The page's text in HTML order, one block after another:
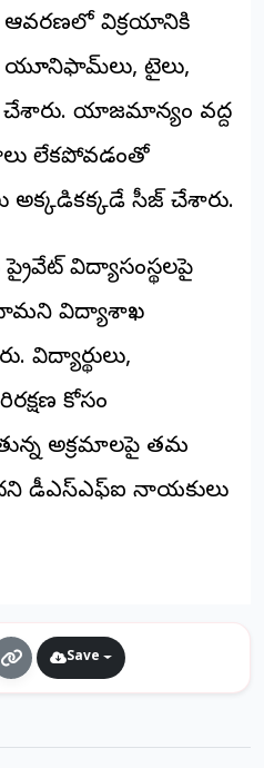
ఆవరణలో విక్రయానికి
యూనిఫామ్‌లు, టైలు,
చేశారు. యాజమాన్యం వద్ద
లేకపోవడంతో
అక్కడికక్కడే సీజ్ చేశారు.
విద్యాసంస్థలపై
విద్యాశాఖ
విద్యార్థులు,
కోసం
అక్రమాలపై తమ
డీఎస్‌ఎఫ్‌ఐ నాయకులు
Save